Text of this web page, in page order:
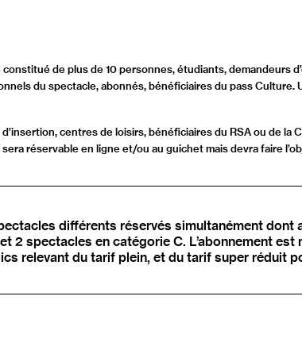
de plus de 10 personnes, étudiants, demandeurs
du spectacle, abonnés, bénéficiaires du pass Culture.
centres de loisirs, bénéficiaires du RSA ou de la
réservable en ligne et/ou au guichet mais devra faire
différents réservés simultanément dont
2 spectacles en catégorie C. L’abonnement est
relevant du tarif plein, et du tarif super réduit